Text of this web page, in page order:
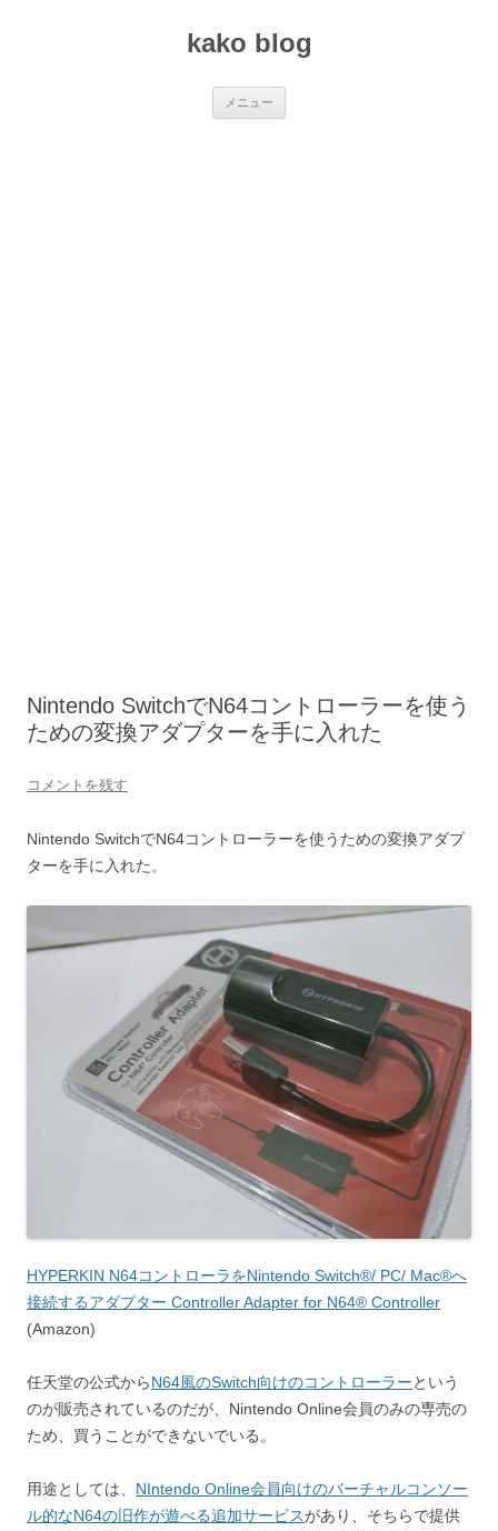
kako blog
メニュー
Nintendo SwitchでN64コントローラーを使う
ための変換アダプターを手に入れた
コメントを残す
Nintendo SwitchでN64コントローラーを使うための変換アダプ
ターを手に入れた。
HYPERKIN N64コントローラをNintendo Switch®/ PC/ Mac®へ
接続するアダプター Controller Adapter for N64® Controller
(Amazon)
任天堂の公式からN64風のSwitch向けのコントローラーという
のが販売されているのだが、Nintendo Online会員のみの専売の
ため、買うことができないでいる。
用途としては、 NIntendo Online会員向けのバーチャルコンソー
ル的なN64の旧作が遊べる追加サービスがあり、そちらで提供